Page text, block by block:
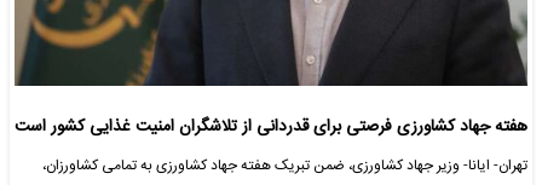
هفته جهاد کشاورزی فرصتی برای قدردانی از تلاشگران امنیت غذایی کشور است
تهران- ایانا- وزیر جهاد کشاورزی، ضمن تبریک هفته جهاد کشاورزی به تمامی کشاورزان،